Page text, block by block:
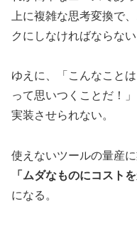
上に複雑な思考変換で
クにしなければならない
ゆえに、「こんなこと
って思いつくことだ！
実装させられない。
使えないツールの量産
「ムダなものにコスト
になる。